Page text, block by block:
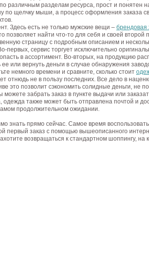
различным разделам ресурса, прост и понятен
по щелчку мыши, а процесс оформления заказа
Здесь есть не только мужские вещи – брендовая
позволяет найти что-то для себя и своей второй
страницу с подробным описанием и
первых, сервис торгует исключительно
в ассортимент. Во-вторых, на продукцию
или вернуть деньги в случае обнаружения
немного времени и сравните, сколько стоит
отнюдь не в пользу последних. Все дело в
это позволит сэкономить солидные деньги, не
можете забрать заказ в пункте выдачи или
одежда также может быть отправлена почтой и
продолжительном ожидании.
знать прямо сейчас. Самое время
первый заказ с помощью вышеописанного
возвращаться к стандартном шоппингу, на